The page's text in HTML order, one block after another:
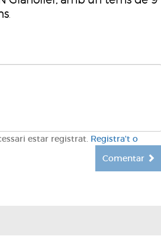
.
estar registrat. Registra't o
Comentar